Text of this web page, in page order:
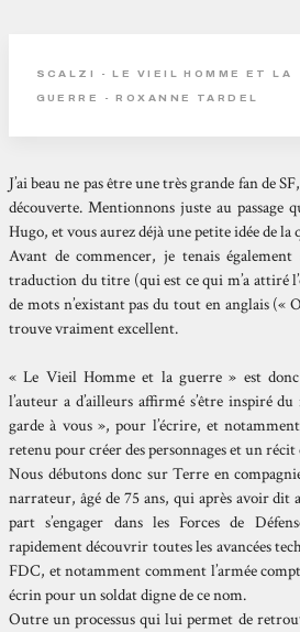
SCALZI - LE VIEIL HOMME ET LA
GUERRE - ROXANNE TARDEL
J’ai beau ne pas être une très grande fan de
découverte. Mentionnons juste au passage
Hugo, et vous aurez déjà une petite idée de
Avant de commencer, je tenais
traduction du titre (qui est ce qui m’a attiré
de mots n’existant pas du tout en anglais («
trouve vraiment excellent.
« Le Vieil Homme et la guerre » est
l’auteur a d’ailleurs affirmé s’être inspiré
garde à vous », pour l’écrire, et
retenu pour créer des personnages et un
Nous débutons donc sur Terre en
narrateur, âgé de 75 ans, qui après avoir dit
part s’engager dans les Forces de
rapidement découvrir toutes les avancées
FDC, et notamment comment l’armée
écrin pour un soldat digne de ce nom.
Outre un processus qui lui permet de